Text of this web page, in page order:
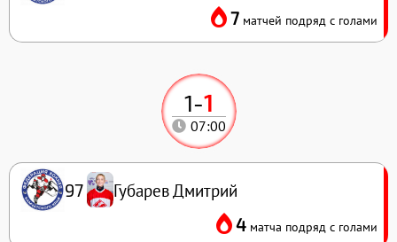
1-1
07:00
97 Губарев Дмитрий
4 матча подряд с голами
7 матчей подряд с голами